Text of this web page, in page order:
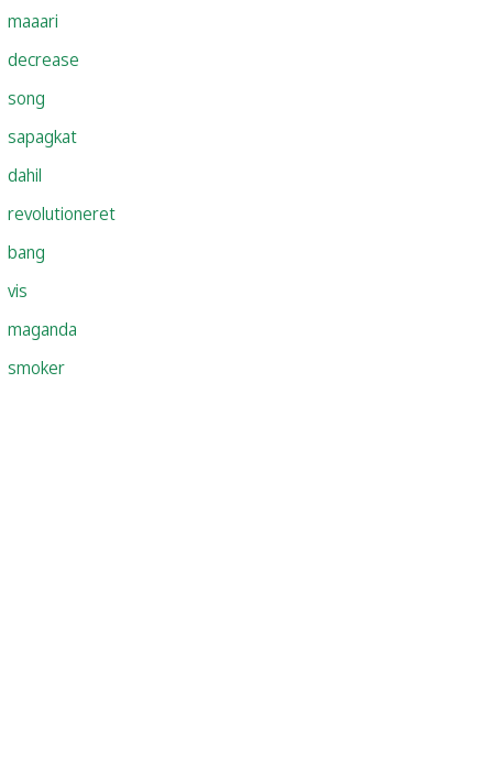
maaari
decrease
song
sapagkat
dahil
revolutioneret
bang
vis
maganda
smoker